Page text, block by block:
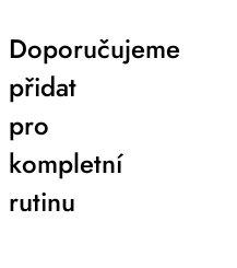
Doporučujeme
přidat
pro
kompletní
rutinu